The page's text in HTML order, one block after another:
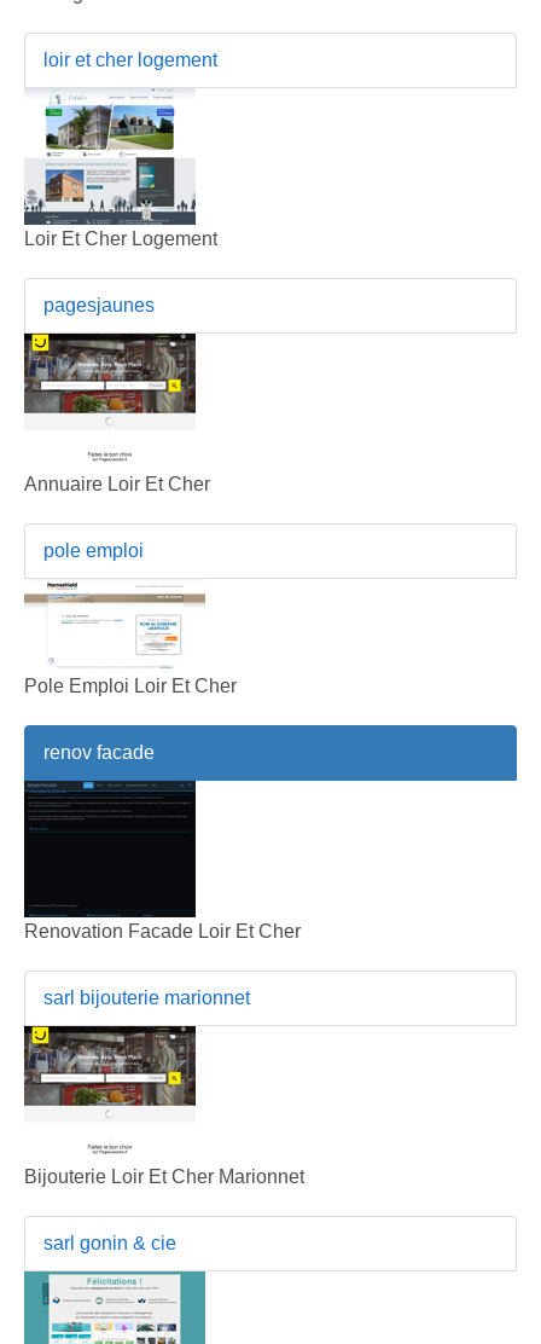
loir et cher logement
Loir Et Cher Logement
pagesjaunes
Annuaire Loir Et Cher
pole emploi
Pole Emploi Loir Et Cher
renov facade
Renovation Facade Loir Et Cher
sarl bijouterie marionnet
Bijouterie Loir Et Cher Marionnet
sarl gonin & cie